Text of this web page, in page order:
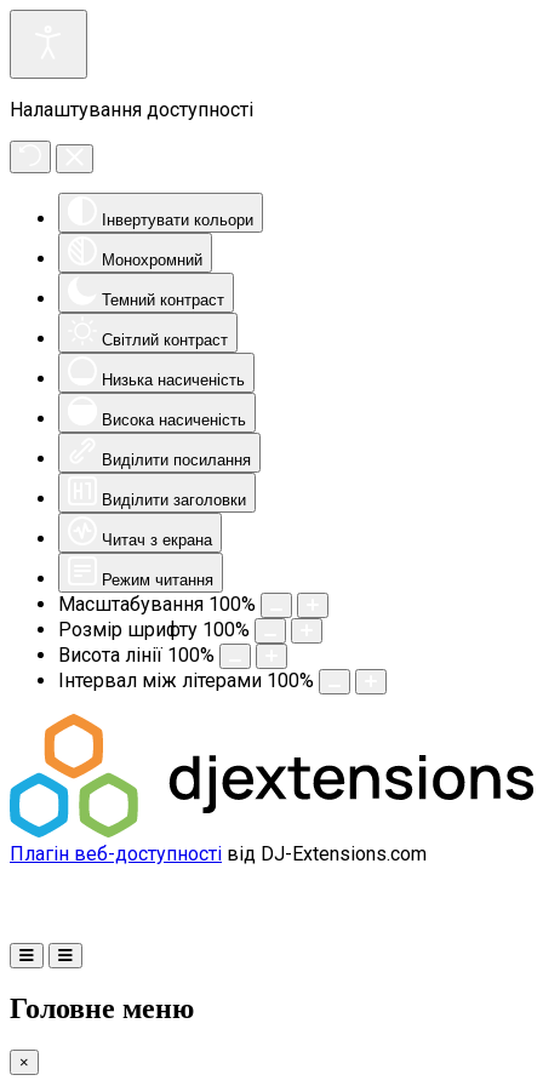
Налаштування доступності
Інвертувати кольори
Монохромний
Темний контраст
Світлий контраст
Низька насиченість
Висока насиченість
Виділити посилання
Виділити заголовки
Читач з екрана
Режим читання
Масштабування 100%
Розмір шрифту 100%
Висота лінії 100%
Інтервал між літерами 100%
Плагін веб-доступності від DJ-Extensions.com
Головне меню
×